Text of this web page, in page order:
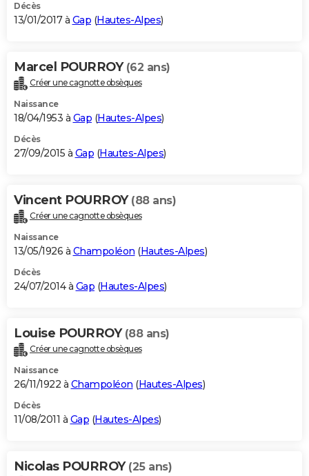
Décès
13/01/2017 à Gap (Hautes-Alpes)
Marcel POURROY (62 ans)
Créer une cagnotte obsèques
Naissance
18/04/1953 à Gap (Hautes-Alpes)
Décès
27/09/2015 à Gap (Hautes-Alpes)
Vincent POURROY (88 ans)
Créer une cagnotte obsèques
Naissance
13/05/1926 à Champoléon (Hautes-Alpes)
Décès
24/07/2014 à Gap (Hautes-Alpes)
Louise POURROY (88 ans)
Créer une cagnotte obsèques
Naissance
26/11/1922 à Champoléon (Hautes-Alpes)
Décès
11/08/2011 à Gap (Hautes-Alpes)
Nicolas POURROY (25 ans)